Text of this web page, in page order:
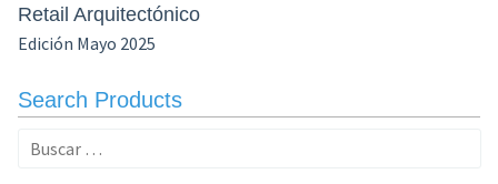
Retail Arquitectónico
Edición Mayo 2025
Search Products
Buscar: